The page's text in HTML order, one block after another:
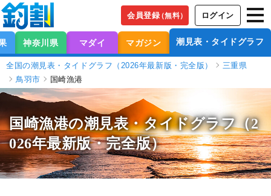
会員登録（無料） ログイン
神奈川県 マダイ マガジン 潮見表・タイドグラフ
全国の潮見表・タイドグラフ（2026年最新版・完全版）
三重県
鳥羽市
国崎漁港
国崎漁港の潮見表・タイドグラフ（2
026年最新版・完全版）